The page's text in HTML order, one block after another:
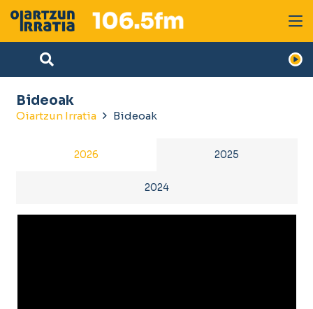
Bideoak
Oiartzun Irratia Bideoak
2026 2025
2024